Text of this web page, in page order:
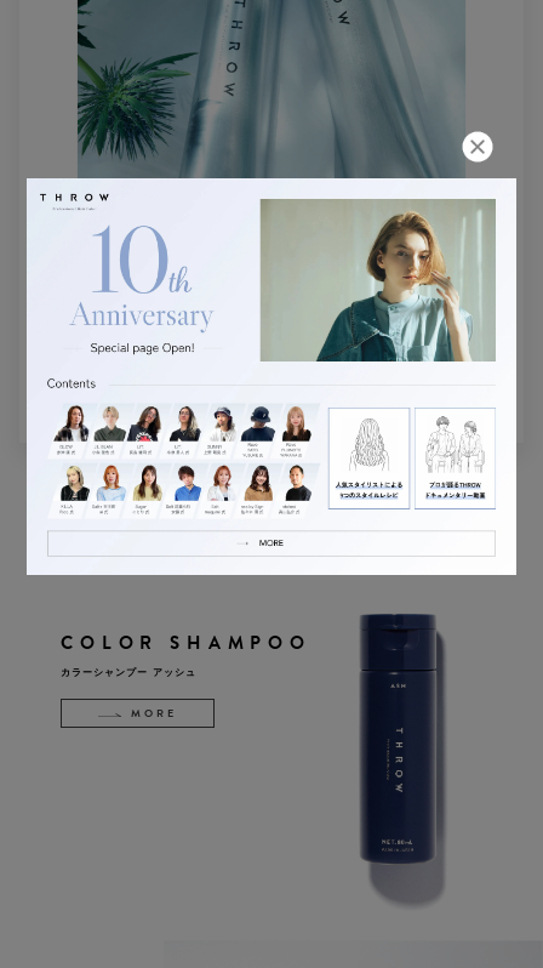
LINE UP
製品ラインアップ
COLOR SHAMPOO
カラーシャンプー アッシュ
MORE